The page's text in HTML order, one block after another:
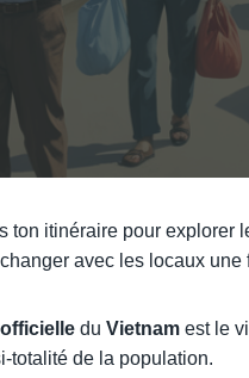
ton itinéraire pour explorer
avec les locaux une
du Vietnam est le
totalité de la population.